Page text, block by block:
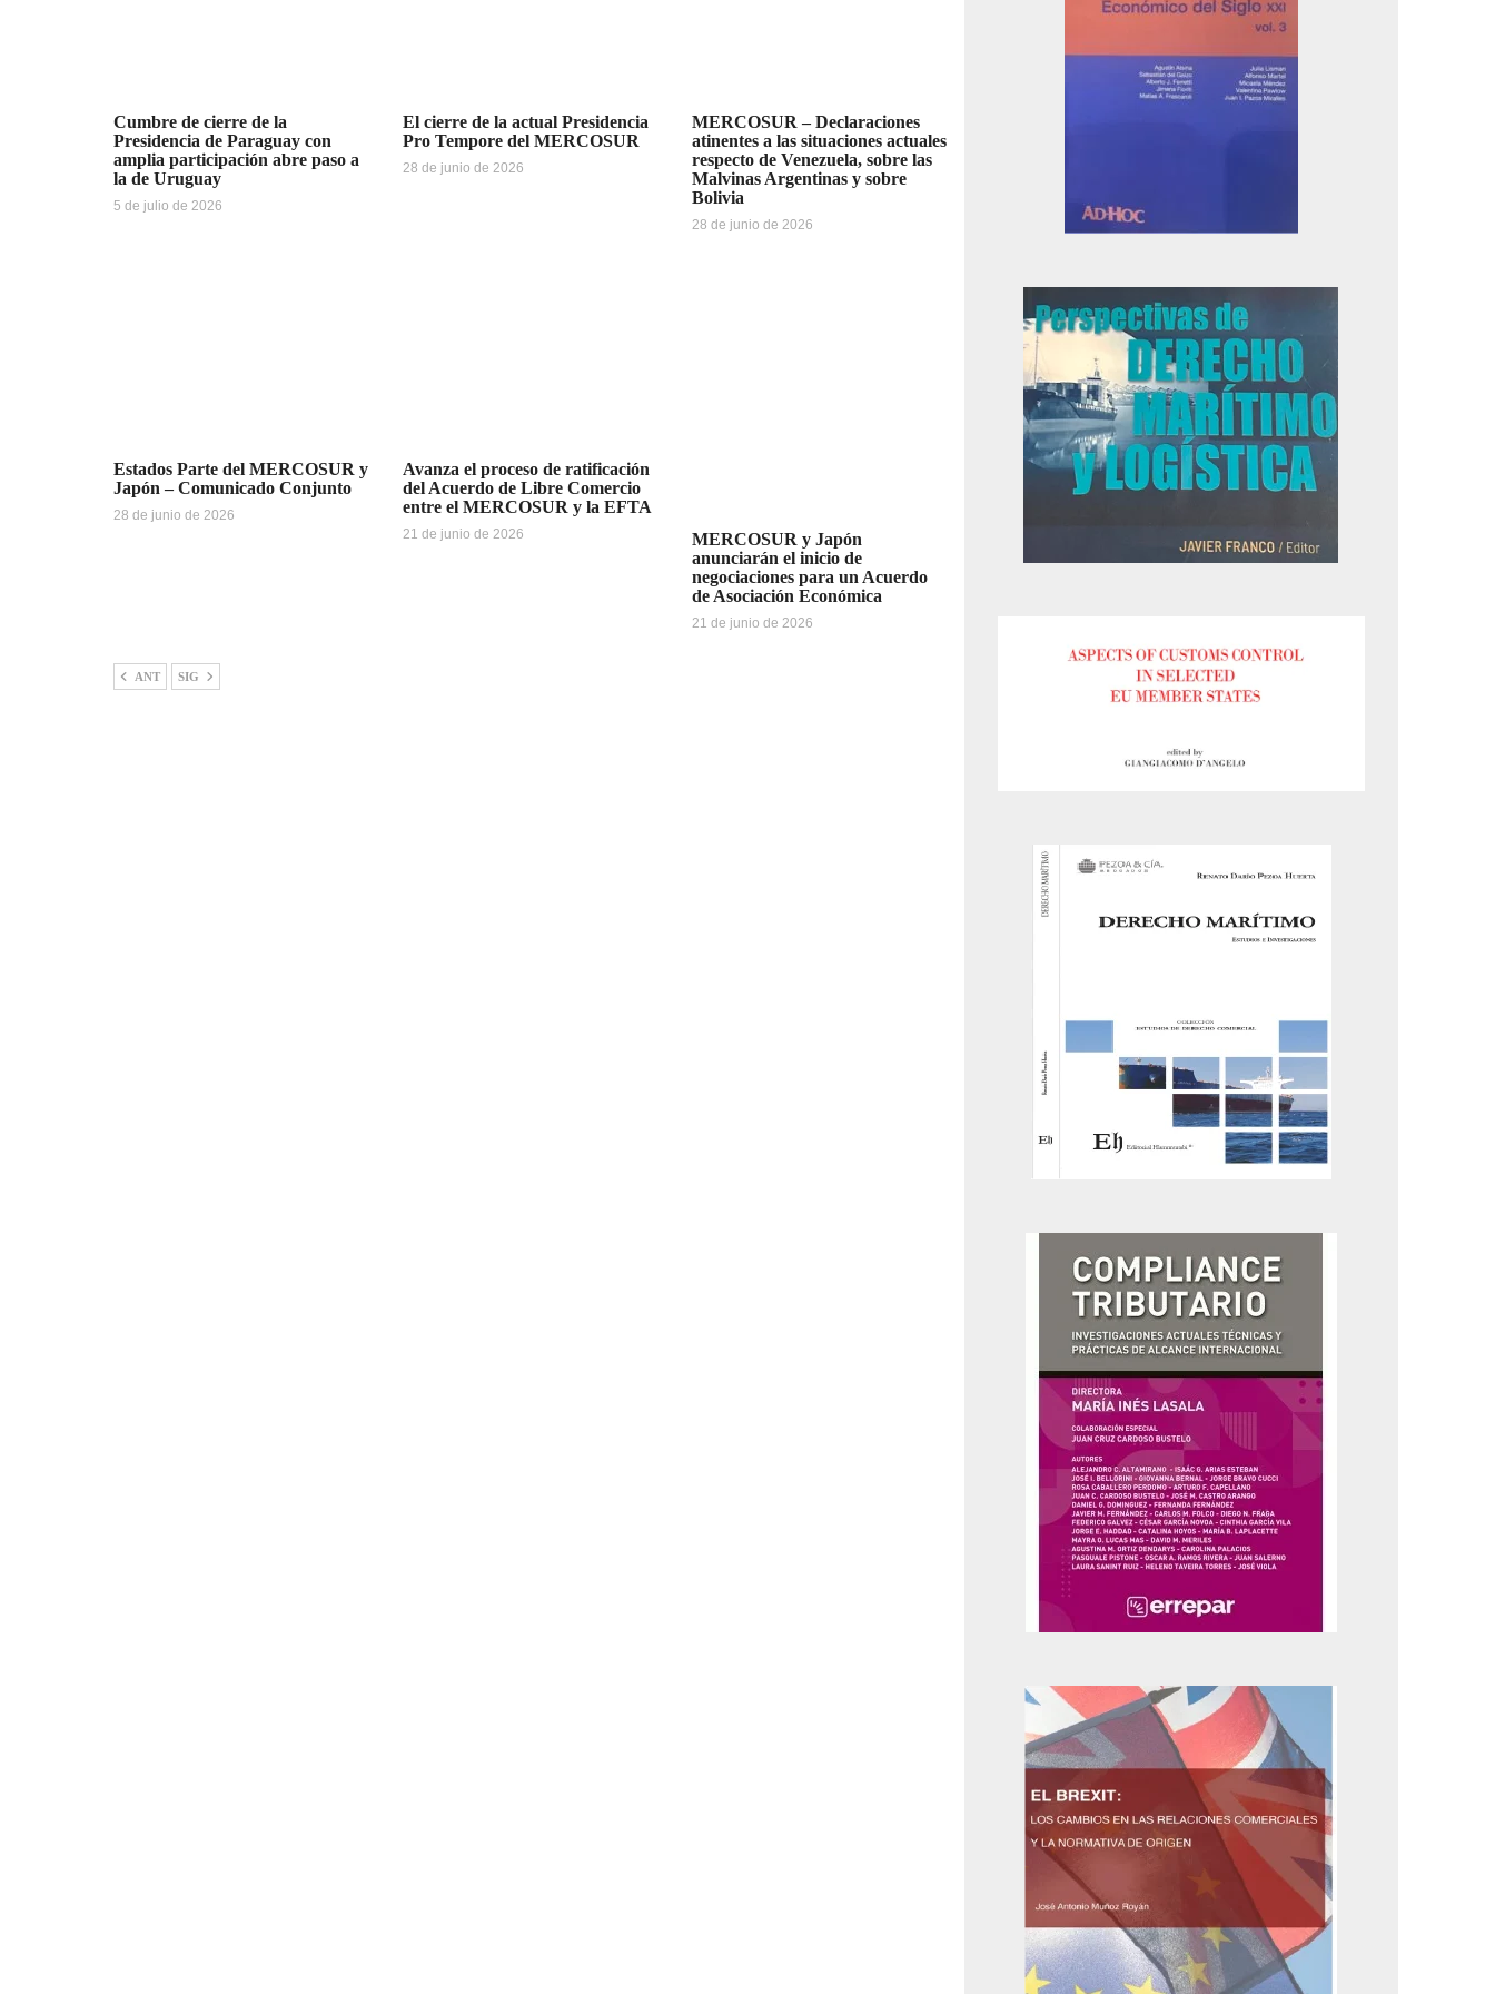
Cumbre de cierre de la
Presidencia de Paraguay con
amplia participación abre paso a
la de Uruguay
5 de julio de 2026
El cierre de la actual Presidencia
Pro Tempore del MERCOSUR
28 de junio de 2026
MERCOSUR – Declaraciones
atinentes a las situaciones actuales
respecto de Venezuela, sobre las
Malvinas Argentinas y sobre
Bolivia
28 de junio de 2026
Estados Parte del MERCOSUR y
Japón – Comunicado Conjunto
28 de junio de 2026
Avanza el proceso de ratificación
del Acuerdo de Libre Comercio
entre el MERCOSUR y la EFTA
21 de junio de 2026
MERCOSUR y Japón
anunciarán el inicio de
negociaciones para un Acuerdo
de Asociación Económica
21 de junio de 2026
ANT SIG